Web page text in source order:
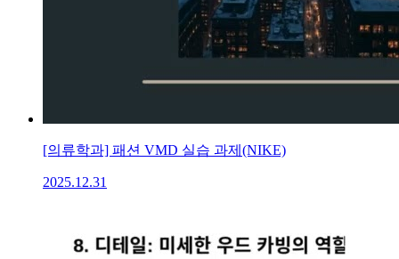
[의류학과] 패션 VMD 실습 과제(NIKE)
2025.12.31